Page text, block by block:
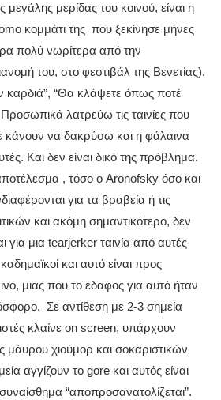
μεγάλης μερίδας του κοινού, είναι η
κομμάτι της που ξεκίνησε μήνες
πολύ νωρίτερα από την
του, στο φεστιβάλ της Βενετίας).
καρδιά”, “Θα κλάψετε όπως ποτέ
λατρεύω τις ταινίες που
κάνουν να δακρύσω και η φάλαινα
Και δεν είναι δικό της πρόβλημα.
, τόσο ο Aronofsky όσο και
για τα βραβεία ή τις
και ακόμη σημαντικότερο, δεν
για μια tearjerker ταινία από αυτές
και αυτό είναι προς
μιας που το έδαφος για αυτό ήταν
Σε αντίθεση με 2-3 σημεία
κλαίνε on screen, υπάρχουν
μάυρου χιούμορ και σοκαριστικών
αγγίζουν το gore και αυτός είναι
“αποπροσανατολίζεται”.